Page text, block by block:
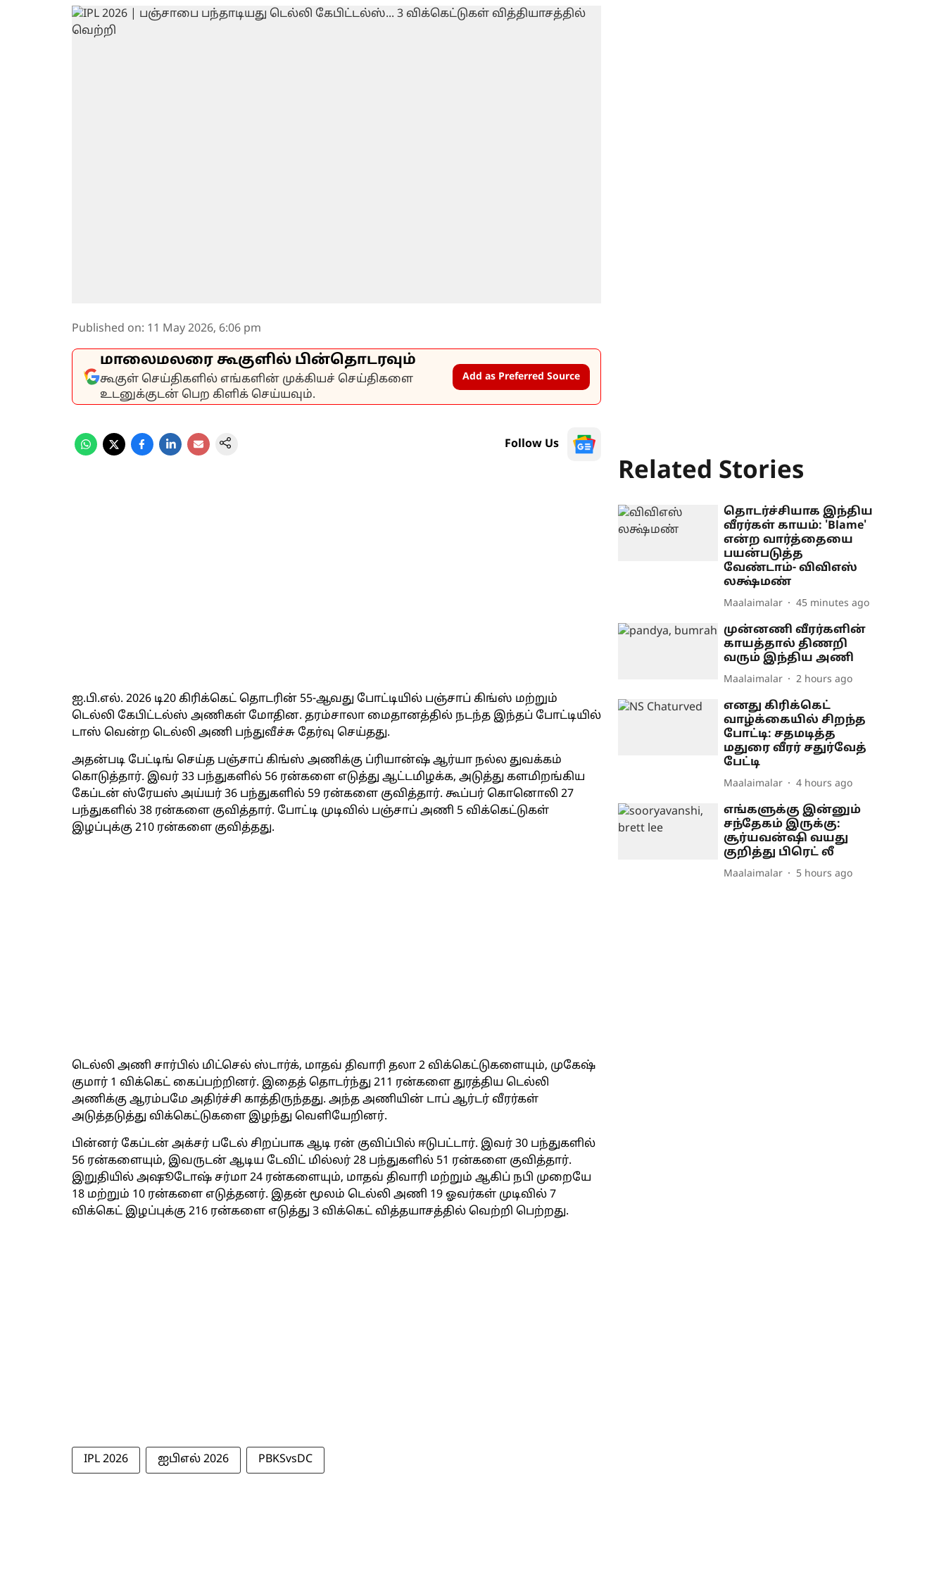
Published on: 11 May 2026, 6:06 pm
மாலைமலரை கூகுளில் பின்தொடரவும்
கூகுள் செய்திகளில் எங்களின் முக்கியச் செய்திகளை
உடனுக்குடன் பெற கிளிக் செய்யவும்.
Add as Preferred Source
Follow Us
ஐ.பி.எல். 2026 டி20 கிரிக்கெட் தொடரின் 55-ஆவது போட்டியில் பஞ்சாப் கிங்ஸ் மற்றும்
டெல்லி கேபிட்டல்ஸ் அணிகள் மோதின. தரம்சாலா மைதானத்தில் நடந்த இந்தப் போட்டியில்
டாஸ் வென்ற டெல்லி அணி பந்துவீச்சு தேர்வு செய்தது.
அதன்படி பேட்டிங் செய்த பஞ்சாப் கிங்ஸ் அணிக்கு ப்ரியான்ஷ் ஆர்யா நல்ல துவக்கம்
கொடுத்தார். இவர் 33 பந்துகளில் 56 ரன்களை எடுத்து ஆட்டமிழக்க, அடுத்து களமிறங்கிய
கேப்டன் ஸ்ரேயஸ் அய்யர் 36 பந்துகளில் 59 ரன்களை குவித்தார். கூப்பர் கொனொலி 27
பந்துகளில் 38 ரன்களை குவித்தார். போட்டி முடிவில் பஞ்சாப் அணி 5 விக்கெட்டுகள்
இழப்புக்கு 210 ரன்களை குவித்தது.
டெல்லி அணி சார்பில் மிட்செல் ஸ்டார்க், மாதவ் திவாரி தலா 2 விக்கெட்டுகளையும், முகேஷ்
குமார் 1 விக்கெட் கைப்பற்றினர். இதைத் தொடர்ந்து 211 ரன்களை துரத்திய டெல்லி
அணிக்கு ஆரம்பமே அதிர்ச்சி காத்திருந்தது. அந்த அணியின் டாப் ஆர்டர் வீரர்கள்
அடுத்தடுத்து விக்கெட்டுகளை இழந்து வெளியேறினர்.
பின்னர் கேப்டன் அக்சர் படேல் சிறப்பாக ஆடி ரன் குவிப்பில் ஈடுபட்டார். இவர் 30 பந்துகளில்
56 ரன்களையும், இவருடன் ஆடிய டேவிட் மில்லர் 28 பந்துகளில் 51 ரன்களை குவித்தார்.
இறுதியில் அஷூடோஷ் சர்மா 24 ரன்களையும், மாதவ் திவாரி மற்றும் ஆகிப் நபி முறையே
18 மற்றும் 10 ரன்களை எடுத்தனர். இதன் மூலம் டெல்லி அணி 19 ஓவர்கள் முடிவில் 7
விக்கெட் இழப்புக்கு 216 ரன்களை எடுத்து 3 விக்கெட் வித்தயாசத்தில் வெற்றி பெற்றது.
IPL 2026 ஐபிஎல் 2026 PBKSvsDC
Related Stories
தொடர்ச்சியாக இந்திய
வீரர்கள் காயம்: 'Blame'
என்ற வார்த்தையை
பயன்படுத்த
வேண்டாம்- விவிஎஸ்
லக்ஷ்மண்
Maalaimalar 45 minutes ago
முன்னணி வீரர்களின்
காயத்தால் திணறி
வரும் இந்திய அணி
Maalaimalar 2 hours ago
எனது கிரிக்கெட்
வாழ்க்கையில் சிறந்த
போட்டி: சதமடித்த
மதுரை வீரர் சதுர்வேத்
பேட்டி
Maalaimalar 4 hours ago
எங்களுக்கு இன்னும்
சந்தேகம் இருக்கு:
சூர்யவன்ஷி வயது
குறித்து பிரெட் லீ
Maalaimalar 5 hours ago